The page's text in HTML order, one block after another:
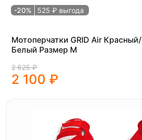
-20% 525 ₽ выгода
Мотоперчатки GRID Air Красный/
Белый Размер M
2 625 ₽
2 100 ₽